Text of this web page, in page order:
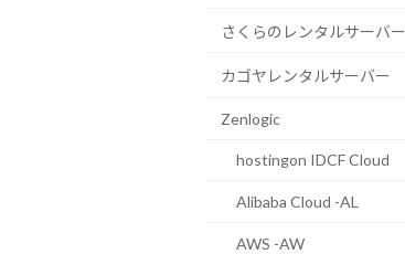
さくらのレンタルサーバー
カゴヤレンタルサーバー
Zenlogic
hostingon IDCF Cloud
Alibaba Cloud -AL
AWS -AW